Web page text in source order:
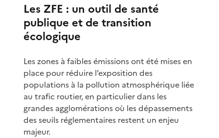
Les ZFE : un outil de santé
publique et de transition
écologique
Les zones à faibles émissions ont été mises en
place pour réduire l’exposition des
populations à la pollution atmosphérique liée
au trafic routier, en particulier dans les
grandes agglomérations où les dépassements
des seuils réglementaires restent un enjeu
majeur.